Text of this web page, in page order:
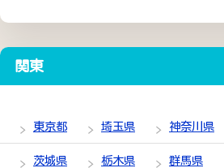
関東
東京都 埼玉県 神奈川県
茨城県 栃木県 群馬県